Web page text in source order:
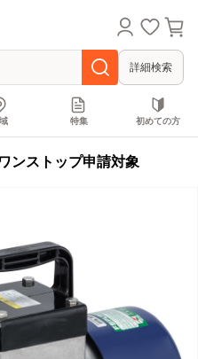
詳細検索
特集 初めての方
ンストップ申請対象